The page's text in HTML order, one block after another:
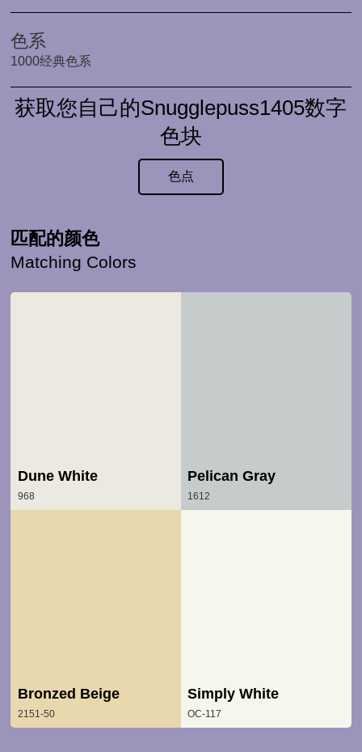
色系
1000经典色系
获取您自己的Snugglepuss1405数字
色块
色点
匹配的颜色
Matching Colors
Dune White
968
Pelican Gray
1612
Bronzed Beige
2151-50
Simply White
OC-117